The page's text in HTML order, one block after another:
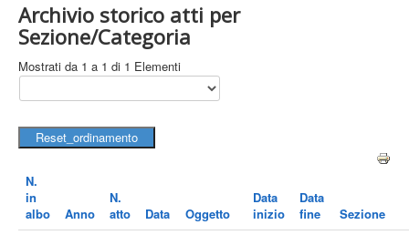
Archivio storico atti per
Sezione/Categoria
Mostrati da 1 a 1 di 1 Elementi
N.
in
albo
Anno
N.
atto
Data Oggetto
Data
inizio
Data
fine
Sezione